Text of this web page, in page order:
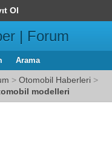
Ol
| Forum
Arama
> Otomobil Haberleri >
modelleri